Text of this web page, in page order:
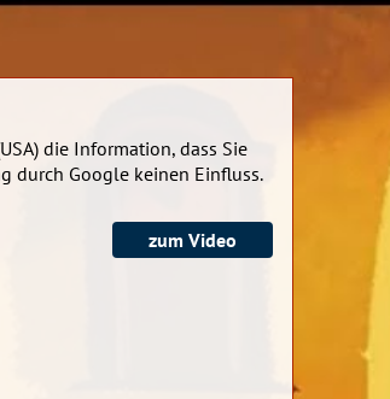
die Information, dass Sie
durch Google keinen Einfluss.
zum Video